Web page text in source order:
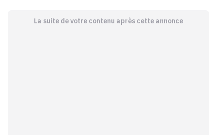
La suite de votre contenu après cette annonce